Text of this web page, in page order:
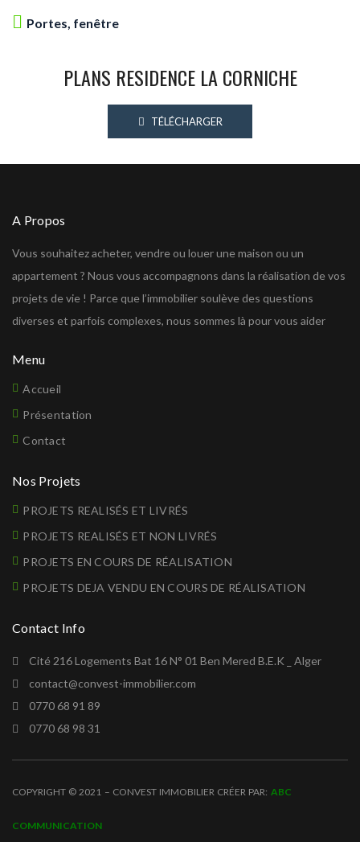
Portes, fenêtre
PLANS RESIDENCE LA CORNICHE
TÉLÉCHARGER
A Propos
Vous souhaitez acheter, vendre ou louer une maison ou un
appartement ? Nous vous accompagnons dans la réalisation de vos
projets de vie ! Parce que l’immobilier soulève des questions
diverses et parfois complexes, nous sommes là pour vous aider
Menu
Accueil
Présentation
Contact
Nos Projets
PROJETS REALISÉS ET LIVRÉS
PROJETS REALISÉS ET NON LIVRÉS
PROJETS EN COURS DE RÉALISATION
PROJETS DEJA VENDU EN COURS DE RÉALISATION
Contact Info
Cité 216 Logements Bat 16 N° 01 Ben Mered B.E.K _ Alger
contact@convest-immobilier.com
0770 68 91 89
0770 68 98 31
COPYRIGHT © 2021 – CONVEST IMMOBILIER CRÉER PAR: ABC
COMMUNICATION